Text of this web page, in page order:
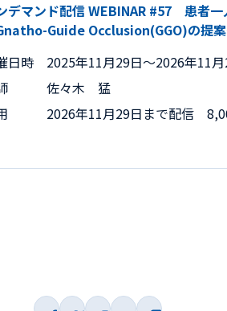
デマンド配信 WEBINAR #57 患者
Guide Occlusion(GGO)の提
日時
2025年11月29日〜2026年11
佐々木 猛
2026年11月29日まで配信